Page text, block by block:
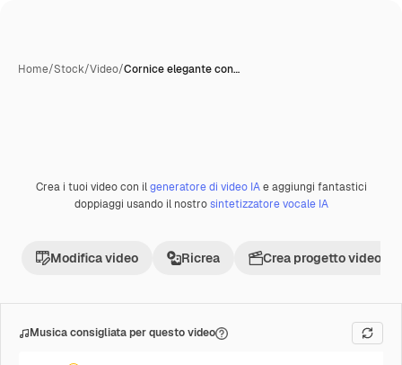
Home/Stock/Video/Cornice elegante con…
Premium
Crea i tuoi video con ilgeneratore di video IAe aggiungi fantastici
doppiaggi usando il nostrosintetizzatore vocale IA
Modifica video Ricrea Crea progetto video
Musica consigliata per questo video